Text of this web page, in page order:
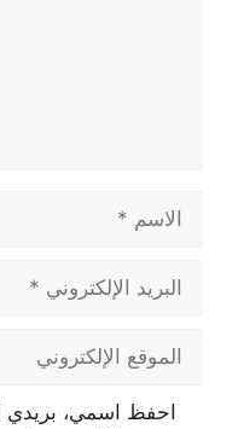
الاسم
البريد
الإلكتروني
الموقع
الإلكتروني
احفظ اسمي، بريدي